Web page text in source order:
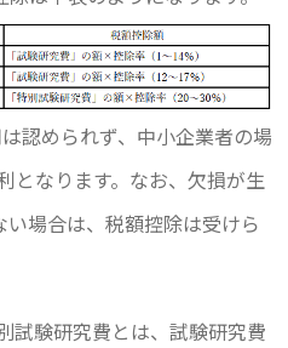
認められず、中小企業者の場
となります。なお、欠損が生
場合は、税額控除は受けら
試験研究費とは、試験研究費